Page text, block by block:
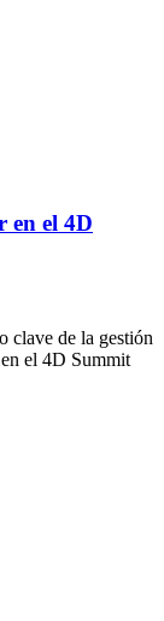
en el 4D
clave de la gestión
el 4D Summit